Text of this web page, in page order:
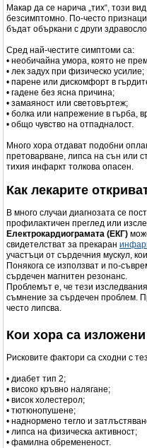
Макар да се нарича „тих“, този
безсимптомно. По-често
бъдат объркани с други
Сред най-честите симптоми са:
• необичайна умора, която не
• лек задух при физическо усилие;
• парене или дискомфорт в
• гадене без ясна причина;
• замаяност или световъртеж;
• болка или напрежение в гърба,
• общо чувство на отпадналост.
Много хора отдават подобни
претоварване, липса на сън или
тихия инфаркт толкова опасен.
Как лекарите
В много случаи диагнозата се
профилактичен преглед или
Електрокардиограмата (ЕКГ)
свидетелстват за прекаран
участъци от сърдечния мускул,
Понякога се използват и по-
сърдечен магнитен резонанс.
Проблемът е, че тези
съмнение за сърдечен проблем.
често липсва.
Кои хора са
Рисковите фактори са сходни с
• диабет тип 2;
• високо кръвно налягане;
• висок холестерол;
• тютюнопушене;
• наднормено тегло и
• липса на физическа активност;
• фамилна обремененост.